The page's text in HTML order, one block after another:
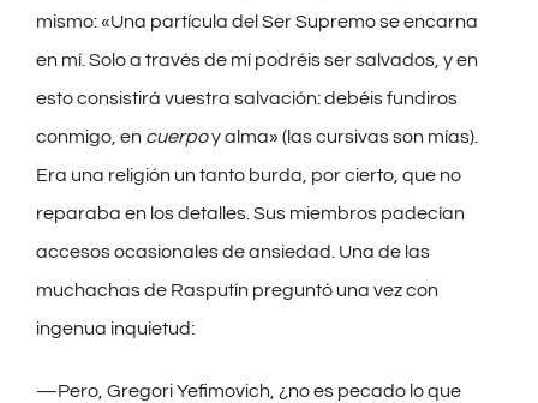
mismo: «Una partícula del Ser Supremo se encarna
en mí. Solo a través de mí podréis ser salvados, y en
esto consistirá vuestra salvación: debéis fundiros
conmigo, en cuerpoy alma» (las cursivas son mías).
Era una religión un tanto burda, por cierto, que no
reparaba en los detalles. Sus miembros padecían
accesos ocasionales de ansiedad. Una de las
muchachas de Rasputín preguntó una vez con
ingenua inquietud:
—Pero, Gregori Yefimovich, ¿no es pecado lo que